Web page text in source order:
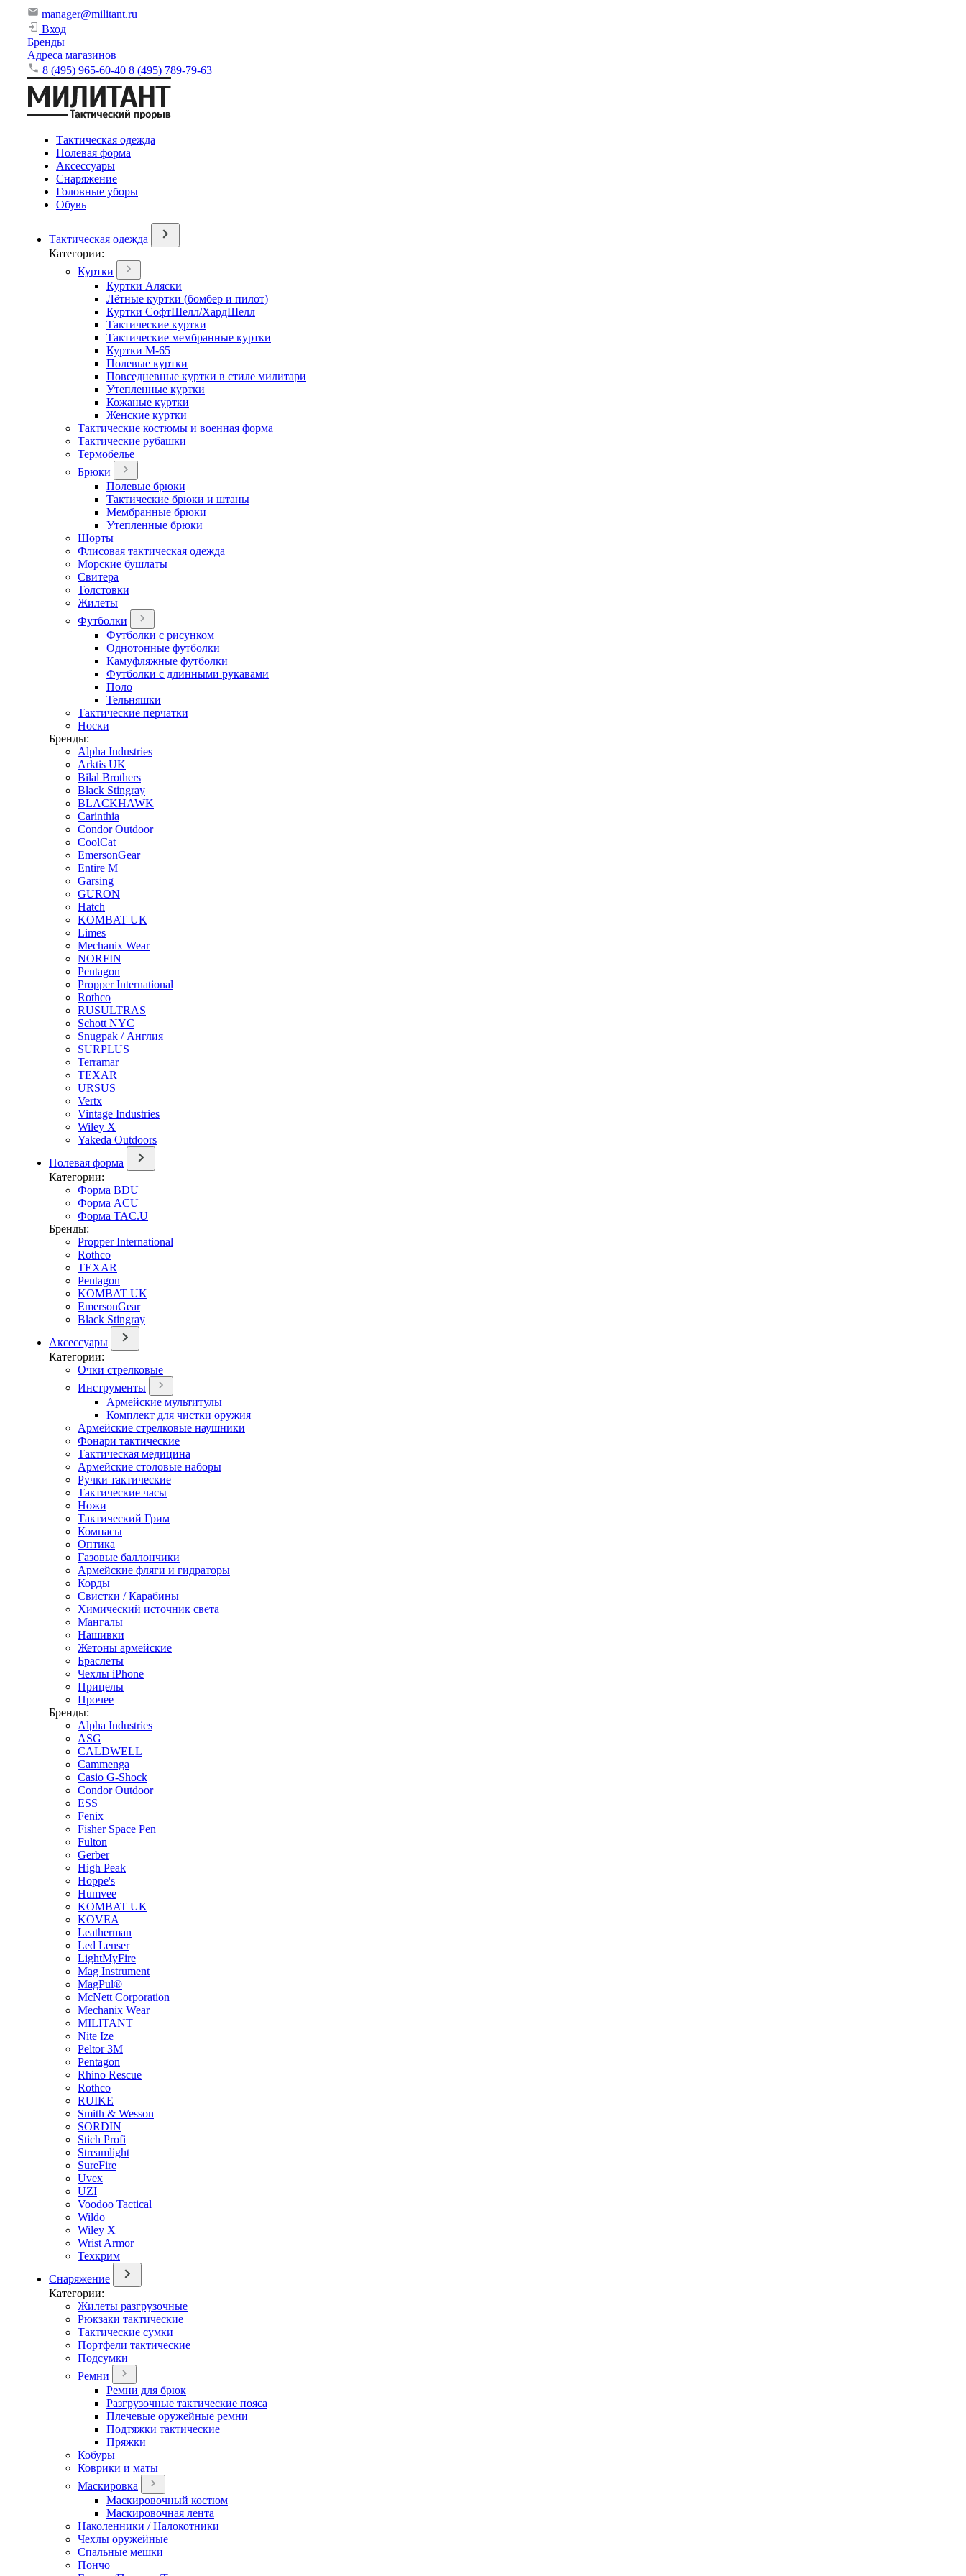
manager@militant.ru
Вход
Бренды
Адреса магазинов
8 (495) 965-60-40 8 (495) 789-79-63
Тактическая одежда
Полевая форма
Аксессуары
Снаряжение
Головные уборы
Обувь
Тактическая одежда
Категории:
Куртки
Куртки Аляски
Лётные куртки (бомбер и пилот)
Куртки СофтШелл/ХардШелл
Тактические куртки
Тактические мембранные куртки
Куртки М-65
Полевые куртки
Повседневные куртки в стиле милитари
Утепленные куртки
Кожаные куртки
Женские куртки
Тактические костюмы и военная форма
Тактические рубашки
Термобелье
Брюки
Полевые брюки
Тактические брюки и штаны
Мембранные брюки
Утепленные брюки
Шорты
Флисовая тактическая одежда
Морские бушлаты
Свитера
Толстовки
Жилеты
Футболки
Футболки с рисунком
Однотонные футболки
Камуфляжные футболки
Футболки с длинными рукавами
Поло
Тельняшки
Тактические перчатки
Носки
Бренды:
Alpha Industries
Arktis UK
Bilal Brothers
Black Stingray
BLACKHAWK
Carinthia
Condor Outdoor
CoolCat
EmersonGear
Entire M
Garsing
GURON
Hatch
KOMBAT UK
Limes
Mechanix Wear
NORFIN
Pentagon
Propper International
Rothco
RUSULTRAS
Schott NYC
Snugpak / Англия
SURPLUS
Terramar
TEXAR
URSUS
Vertx
Vintage Industries
Wiley X
Yakeda Outdoors
Полевая форма
Категории:
Форма BDU
Форма ACU
Форма TAC.U
Бренды:
Propper International
Rothco
TEXAR
Pentagon
KOMBAT UK
EmersonGear
Black Stingray
Аксессуары
Категории:
Очки стрелковые
Инструменты
Армейские мультитулы
Комплект для чистки оружия
Армейские стрелковые наушники
Фонари тактические
Тактическая медицина
Армейские столовые наборы
Ручки тактические
Тактические часы
Ножи
Тактический Грим
Компасы
Оптика
Газовые баллончики
Армейские фляги и гидраторы
Корды
Свистки / Карабины
Химический источник света
Мангалы
Нашивки
Жетоны армейские
Браслеты
Чехлы iPhone
Прицелы
Прочее
Бренды:
Alpha Industries
ASG
CALDWELL
Cammenga
Casio G-Shock
Condor Outdoor
ESS
Fenix
Fisher Space Pen
Fulton
Gerber
High Peak
Hoppe's
Humvee
KOMBAT UK
KOVEA
Leatherman
Led Lenser
LightMyFire
Mag Instrument
MagPul®
McNett Corporation
Mechanix Wear
MILITANT
Nite Ize
Peltor 3M
Pentagon
Rhino Rescue
Rothco
RUIKE
Smith & Wesson
SORDIN
Stich Profi
Streamlight
SureFire
Uvex
UZI
Voodoo Tactical
Wildo
Wiley X
Wrist Armor
Техкрим
Снаряжение
Категории:
Жилеты разгрузочные
Рюкзаки тактические
Тактические сумки
Портфели тактические
Подсумки
Ремни
Ремни для брюк
Разгрузочные тактические пояса
Плечевые оружейные ремни
Подтяжки тактические
Пряжки
Кобуры
Коврики и маты
Маскировка
Маскировочный костюм
Маскировочная лента
Наколенники / Налокотники
Чехлы оружейные
Спальные мешки
Пончо